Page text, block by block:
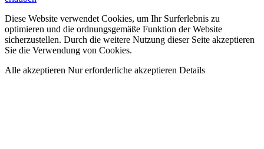
Diese Website verwendet Cookies, um Ihr Surferlebnis zu
optimieren und die ordnungsgemäße Funktion der Website
sicherzustellen. Durch die weitere Nutzung dieser Seite akzeptieren
Sie die Verwendung von Cookies.
Alle akzeptieren Nur erforderliche akzeptieren Details